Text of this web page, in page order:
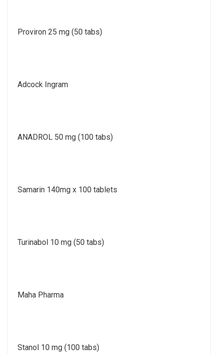
Proviron 25 mg (50 tabs)
Adcock Ingram
ANADROL 50 mg (100 tabs)
Samarin 140mg x 100 tablets
Turinabol 10 mg (50 tabs)
Maha Pharma
Stanol 10 mg (100 tabs)